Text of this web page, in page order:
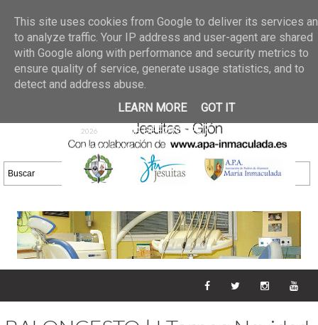
02 jun 2026
GALERIA DE FOTOS
30/05/2026
25 may 2026
GALERIA
DE FOTOS 23/05/2026
20 may
2026
GALERIA DE FOTOS
16/05/2026
DE FOTOS 09/05/2026
28 abr
2026
GALERIA DE FOTOS 25 Y
26/04/2026
This site uses cookies from Google to deliver its services
to analyze traffic. Your IP address and user-agent are shared
with Google along with performance and security metrics to
ensure quality of service, generate usage statistics, and to
detect and address abuse.
LEARN MORE
GOT IT